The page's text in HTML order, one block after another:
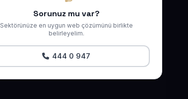
Sorunuz mu var?
Sektörünüze en uygun web çözümünü birlikte
belirleyelim.
444 0 947